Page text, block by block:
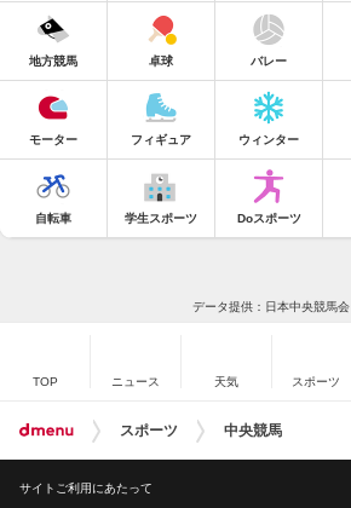
地方競馬 卓球 バレー
モーター フィギュア ウィンター
自転車 学生スポーツ Doスポーツ
データ提供：日本中央競馬会
TOP ニュース 天気 スポーツ
スポーツ 中央競馬
サイトご利用にあたって